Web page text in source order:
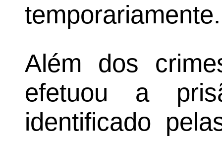
temporariamente.
Além dos
efetuou a
identificado